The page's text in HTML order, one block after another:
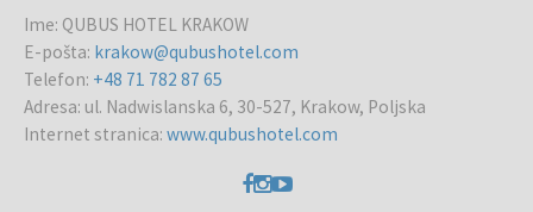
Ime: QUBUS HOTEL KRAKOW
E-pošta: krakow@qubushotel.com
Telefon: +48 71 782 87 65
Adresa: ul. Nadwislanska 6, 30-527, Krakow, Poljska
Internet stranica: www.qubushotel.com